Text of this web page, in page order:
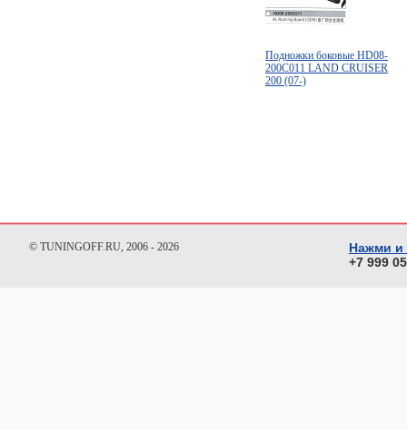
Подножки боковые HD08-
200C011 LAND CRUISER
200 (07-)
© TUNINGOFF.RU, 2006 - 2026
Нажми и
+7 999